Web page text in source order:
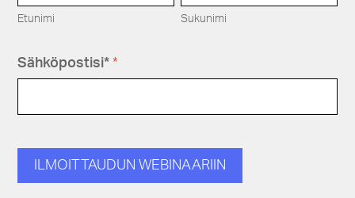
n
r
I
m
i
m
i
Etunimi
m
Sukunimi
Sähköpostisi**
ILMOITTAUDUN WEBINAARIIN